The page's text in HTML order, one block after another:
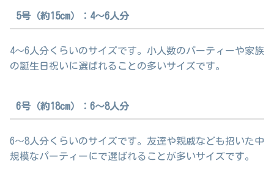
5号（約15cm）：4～6人分
4～6人分くらいのサイズです。小人数のパーティーや家族
の誕生日祝いに選ばれることの多いサイズです。
6号（約18cm）：6～8人分
6～8人分くらいのサイズです。友達や親戚なども招いた中
規模なパーティーにで選ばれることが多いサイズです。